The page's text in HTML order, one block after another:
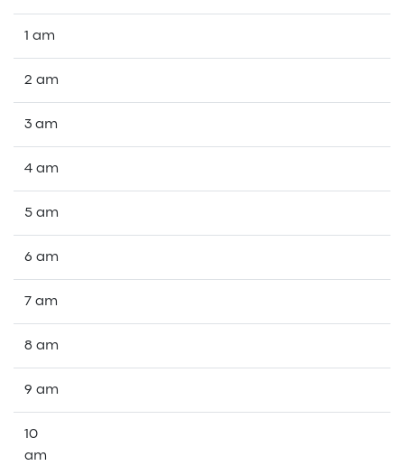
1 am
2 am
3 am
4 am
5 am
6 am
7 am
8 am
9 am
10
am